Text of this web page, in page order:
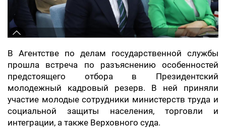
В Агентстве по делам государственной службы
прошла встреча по разъяснению особенностей
предстоящего отбора в Президентский
молодежный кадровый резерв. В ней приняли
участие молодые сотрудники министерств труда и
социальной защиты населения, торговли и
интеграции, а также Верховного суда.